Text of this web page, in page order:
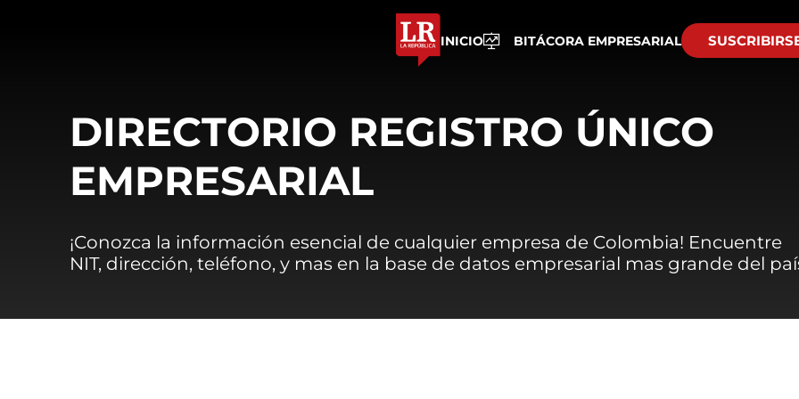
INICIO BITÁCORA EMPRESARIAL
DIRECTORIO REGISTRO ÚNICO
EMPRESARIAL
¡Conozca la información esencial de cualquier empresa de Colombia! Encuentre
NIT, dirección, teléfono, y mas en la base de datos empresarial mas grande del